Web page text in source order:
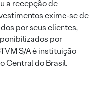
a recepção de
exime-se de
por seus clientes,
por
S/A é instituição
Central do Brasil.